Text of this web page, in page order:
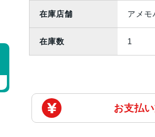
在庫店舗 アメ
在庫数 1
お支払